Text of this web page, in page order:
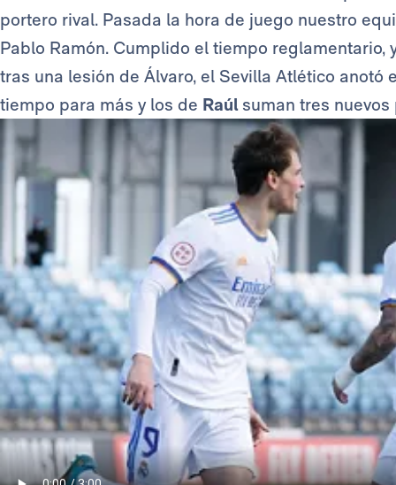
portero rival. Pasada la hora de juego nuestro
Pablo Ramón. Cumplido el tiempo reglamentario,
tras una lesión de Álvaro, el Sevilla Atlético anotó
tiempo para más y los de Raúlsuman tres nuevos